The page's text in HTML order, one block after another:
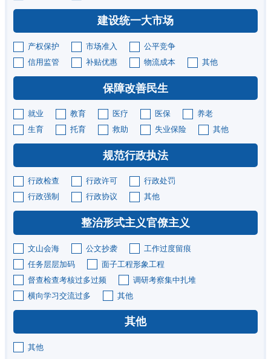
建设统一大市场
产权保护 市场准入
公平竞争
信用监管
补贴优惠 物流成本 其他
保障改善民生
就业 教育 医疗 医保
养老
生育
托育 救助 失业保险 其他
规范行政执法
行政检查 行政许可
行政处罚
行政强制
行政协议 其他
整治形式主义官僚主义
文山会海 公文抄袭
工作过度留痕
任务层层加码
面子工程形象工程
督查检查考核过多过频
调研考察集中扎堆
横向学习交流过多
其他
其他
其他